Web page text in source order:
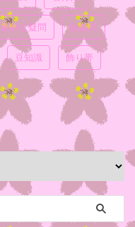
素朴な疑問 結婚式
豆知識 飾り帯